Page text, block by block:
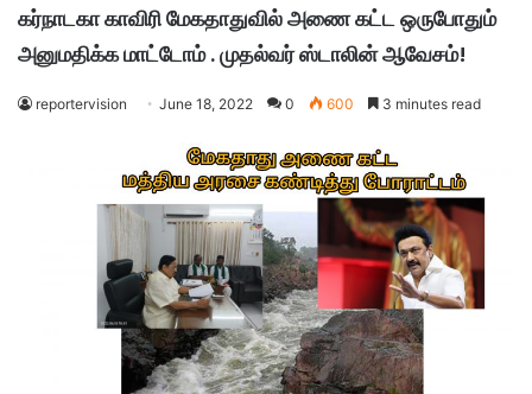
கர்நாடகா காவிரி மேகதாதுவில் அணை கட்ட ஒருபோதும்
அனுமதிக்க மாட்டோம் . முதல்வர் ஸ்டாலின் ஆவேசம்!
reportervision June 18, 2022 0 600 3 minutes read